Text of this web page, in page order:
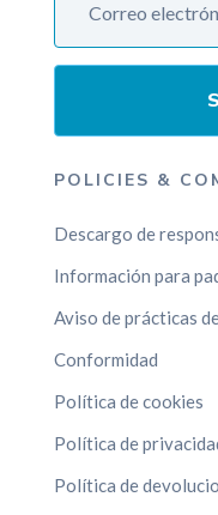
POLICIES &
Descargo de
Información para
Aviso de prácticas
Conformidad
Política de cookies
Política de
Política de